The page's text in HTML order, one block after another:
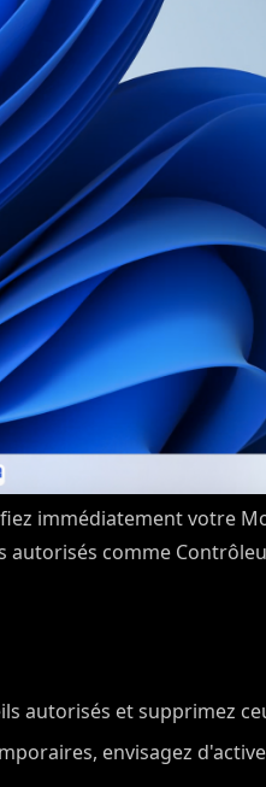
immédiatement votre
autorisés comme
autorisés et supprimez
envisagez